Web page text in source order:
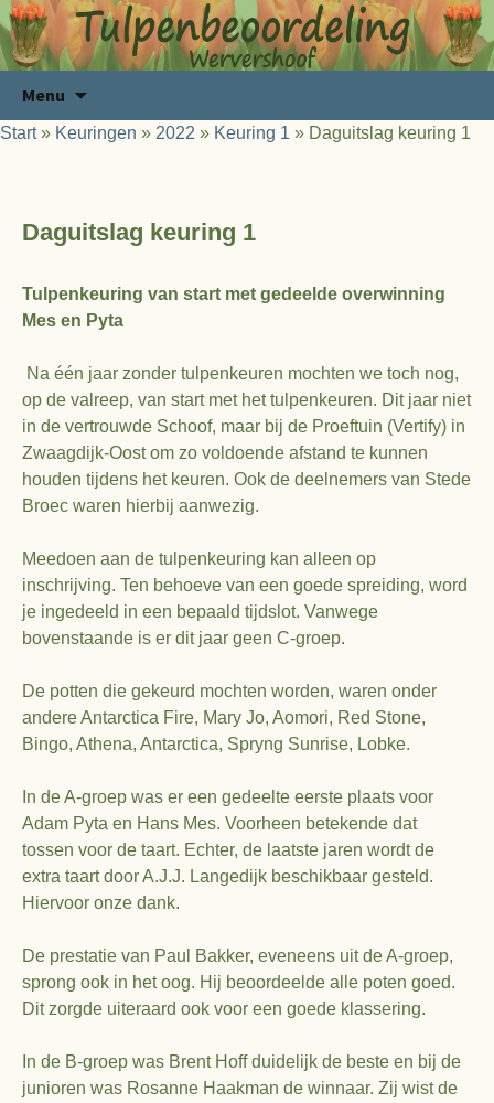
Menu
de
Start» Keuringen » 2022 » Keuring 1 » Daguitslag keuring 1
Daguitslag keuring 1
Tulpenkeuring van start met gedeelde overwinning
Mes en Pyta
Na één jaar zonder tulpenkeuren mochten we toch nog,
op de valreep, van start met het tulpenkeuren. Dit jaar niet
in de vertrouwde Schoof, maar bij de Proeftuin (Vertify) in
Zwaagdijk-Oost om zo voldoende afstand te kunnen
houden tijdens het keuren. Ook de deelnemers van Stede
Broec waren hierbij aanwezig.
Meedoen aan de tulpenkeuring kan alleen op
inschrijving. Ten behoeve van een goede spreiding, word
je ingedeeld in een bepaald tijdslot. Vanwege
bovenstaande is er dit jaar geen C-groep.
De potten die gekeurd mochten worden, waren onder
andere Antarctica Fire, Mary Jo, Aomori, Red Stone,
Bingo, Athena, Antarctica, Spryng Sunrise, Lobke.
In de A-groep was er een gedeelte eerste plaats voor
Adam Pyta en Hans Mes. Voorheen betekende dat
tossen voor de taart. Echter, de laatste jaren wordt de
extra taart door A.J.J. Langedijk beschikbaar gesteld.
Hiervoor onze dank.
De prestatie van Paul Bakker, eveneens uit de A-groep,
sprong ook in het oog. Hij beoordeelde alle poten goed.
Dit zorgde uiteraard ook voor een goede klassering.
In de B-groep was Brent Hoff duidelijk de beste en bij de
junioren was Rosanne Haakman de winnaar. Zij wist de